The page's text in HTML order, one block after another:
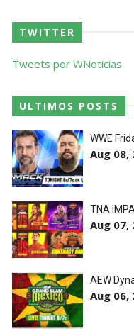
TWITTER
Tweets por WNoticias
ULTIMOS POSTS
WWE
Aug 08,
TNA
Aug 07,
AEW
Aug 06,